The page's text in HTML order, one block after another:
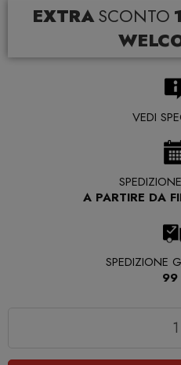
EXTRA SCONTO
VEDI
A PARTIRE DA
SPEDIZIONE
99